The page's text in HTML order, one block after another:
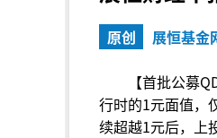
原创 展恒基金
【首批公募
行时的1元面值，
续超越1元后，上